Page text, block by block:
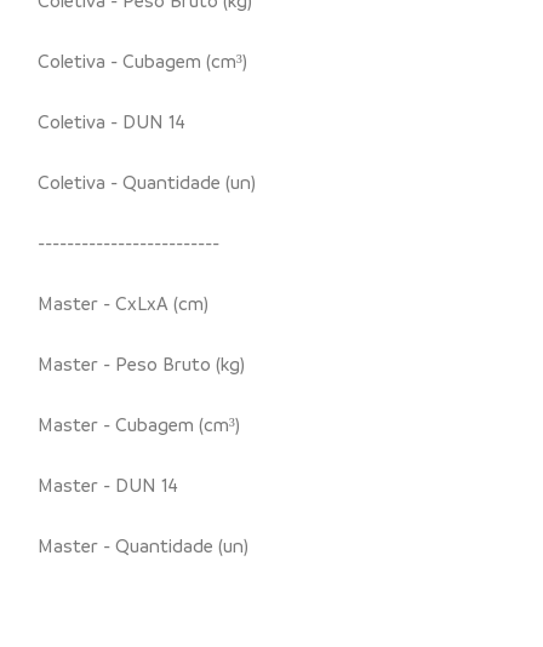
Coletiva - Cubagem (cm³)
Coletiva - DUN 14
Coletiva - Quantidade (un)
-------------------------
Master - CxLxA (cm)
Master - Peso Bruto (kg)
Master - Cubagem (cm³)
Master - DUN 14
Master - Quantidade (un)